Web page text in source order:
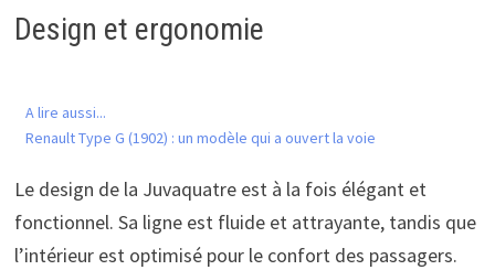
Design et ergonomie
A lire aussi...
Renault Type G (1902) : un modèle qui a ouvert la voie
Le design de la Juvaquatre est à la fois élégant et
fonctionnel. Sa ligne est fluide et attrayante, tandis que
l’intérieur est optimisé pour le confort des passagers.